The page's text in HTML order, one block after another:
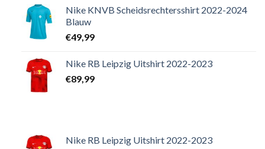
Nike KNVB Scheidsrechtersshirt 2022-2024
Blauw
€49,99
Nike RB Leipzig Uitshirt 2022-2023
€89,99
Nike RB Leipzig Uitshirt 2022-2023